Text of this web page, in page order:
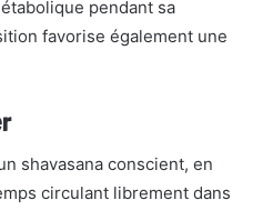
pendant sa
favorise également une
shavasana conscient, en
circulant librement dans